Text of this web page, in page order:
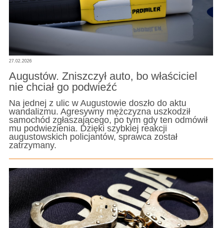
27.02.2026
Augustów. Zniszczył auto, bo właściciel
nie chciał go podwieźć
Na jednej z ulic w Augustowie doszło do aktu
wandalizmu. Agresywny mężczyzna uszkodził
samochód zgłaszającego, po tym gdy ten odmówił
mu podwiezienia. Dzięki szybkiej reakcji
augustowskich policjantów, sprawca został
zatrzymany.